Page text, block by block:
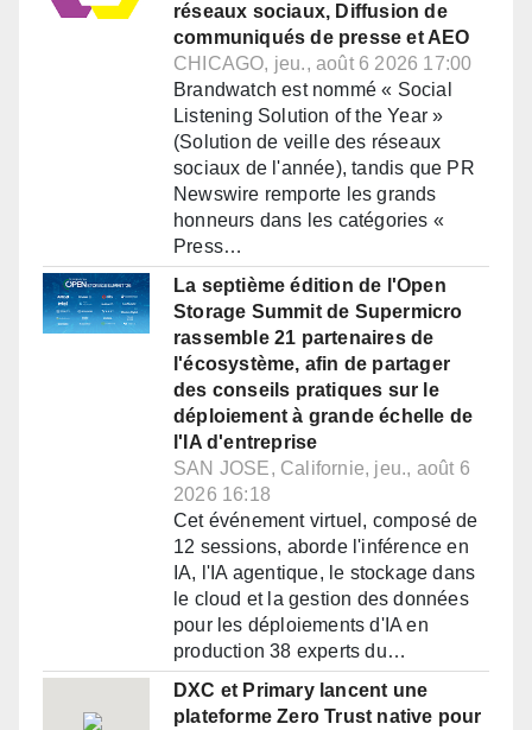
réseaux sociaux, Diffusion de
communiqués de presse et AEO
CHICAGO, jeu., août 6 2026 17:00
Brandwatch est nommé « Social
Listening Solution of the Year »
(Solution de veille des réseaux
sociaux de l'année), tandis que PR
Newswire remporte les grands
honneurs dans les catégories «
Press…
La septième édition de l'Open
Storage Summit de Supermicro
rassemble 21 partenaires de
l'écosystème, afin de partager
des conseils pratiques sur le
déploiement à grande échelle de
l'IA d'entreprise
SAN JOSE, Californie, jeu., août 6
2026 16:18
Cet événement virtuel, composé de
12 sessions, aborde l'inférence en
IA, l'IA agentique, le stockage dans
le cloud et la gestion des données
pour les déploiements d'IA en
production 38 experts du…
DXC et Primary lancent une
plateforme Zero Trust native pour